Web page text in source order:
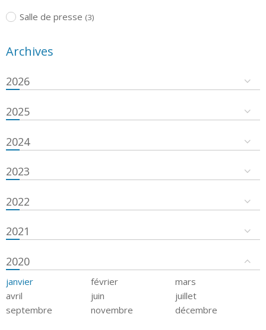
Salle de presse (3)
Archives
2026
2025
2024
2023
2022
2021
2020
janvier février
mars
avril
juin
juillet
septembre
novembre décembre